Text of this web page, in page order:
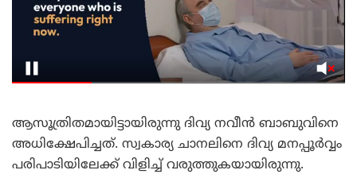
ആസൂത്രിതമായിട്ടായിരുന്നു ദിവ്യ നവീൻ ബാബുവിനെ
അധിക്ഷേപിച്ചത്. സ്വകാര്യ ചാനലിനെ ദിവ്യ മനപ്പൂർവ്വം
പരിപാടിയിലേക്ക് വിളിച്ച് വരുത്തുകയായിരുന്നു.